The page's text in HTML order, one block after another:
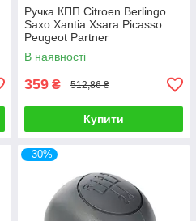
Ручка КПП Citroen Berlingo
Saxo Xantia Xsara Picasso
Peugeot Partner
В наявності
359 ₴ 512,86 ₴
Купити
–30%